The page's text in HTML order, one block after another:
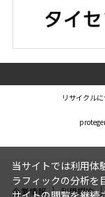
リサイクル
企業情報 利用規約
当サイトでは利用体
ラフィックの分析を